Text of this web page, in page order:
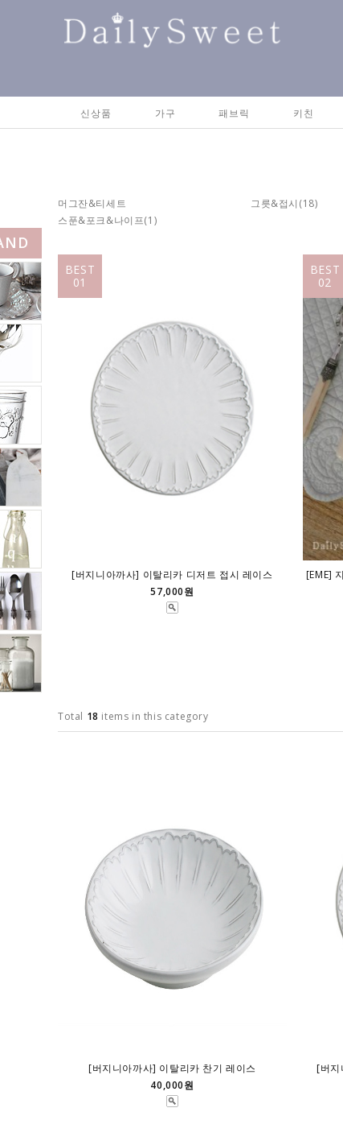
신상품 가구 패브릭 키친
머그잔&티세트 그릇&접시 (18)
스푼&포크&나이프(1)
BEST
01
[버지니아까사] 이탈리카 디저트 접시 레이스
57,000원
BEST
02
[EME]
Total 18 items in this category
[버지니아까사] 이탈리카 찬기 레이스
40,000원
[버지